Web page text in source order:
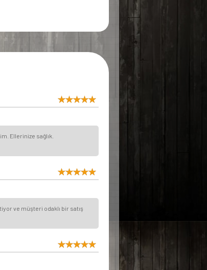
Ellerinize sağlık.
ve müşteri odaklı bir satış